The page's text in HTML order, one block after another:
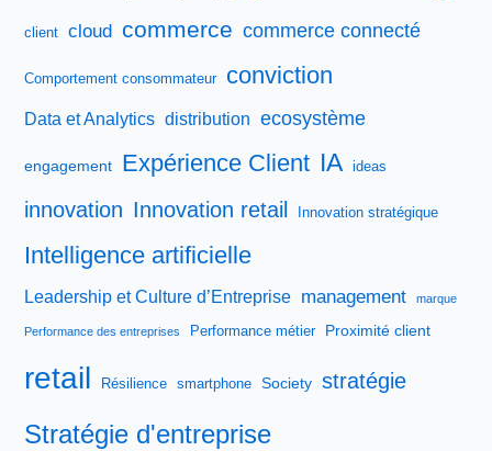
client cloud commerce commerce connecté
Comportement consommateur conviction
Data et Analytics distribution ecosystème
engagement Expérience Client IA ideas
innovation Innovation retail Innovation stratégique
Intelligence artificielle
Leadership et Culture d’Entreprise management marque
Performance des entreprises Performance métier Proximité client
retail Résilience smartphone Society stratégie
Stratégie d'entreprise